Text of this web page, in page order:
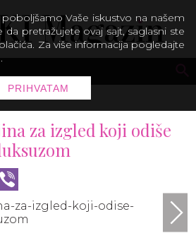
za izgled koji odiše
Vaše iskustvo na našem
da pretražujete ovaj sajt, saglasni ste
Za više informacija pogledajte
.
PRIHVATAM